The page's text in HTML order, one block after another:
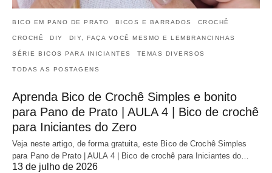
BICO EM PANO DE PRATO BICOS E BARRADOS CROCHÊ
CROCHÊ DIY DIY, FAÇA VOCÊ MESMO E LEMBRANCINHAS
SÉRIE BICOS PARA INICIANTES TEMAS DIVERSOS
TODAS AS POSTAGENS
Aprenda Bico de Crochê Simples e bonito
para Pano de Prato | AULA 4 | Bico de crochê
para Iniciantes do Zero
Veja neste artigo, de forma gratuita, este Bico de Crochê Simples
para Pano de Prato | AULA 4 | Bico de crochê para Iniciantes do…
13 de julho de 2026